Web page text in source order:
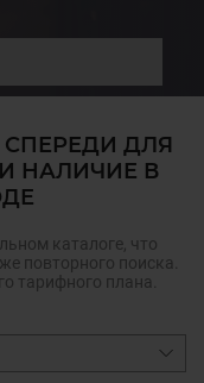
ДЛЯ
НАЛИЧИЕ В
каталоге, что
повторного поиска.
тарифного плана.